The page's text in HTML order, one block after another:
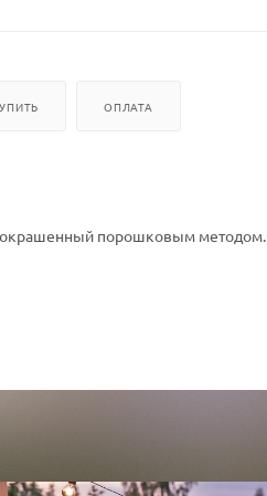
ОПЛАТА
окрашенный порошковым методом.